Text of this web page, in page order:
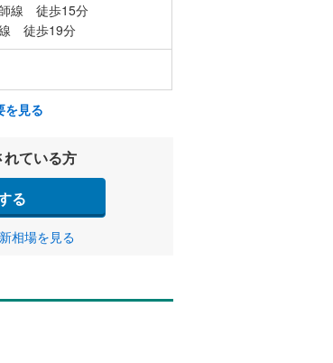
線 徒歩15分
徒歩19分
を見る
れている方
る
相場を見る